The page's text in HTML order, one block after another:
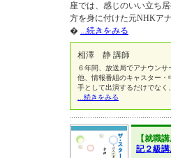
座では、感じのいい立ち
方を身に付けた元NHKア
� ...続きをみる
相澤 静 講師
６年間、放送局でアナウン
他、情報番組のキャスター・
手として出演するだけでな
...続きをみる
【就職講
記２級